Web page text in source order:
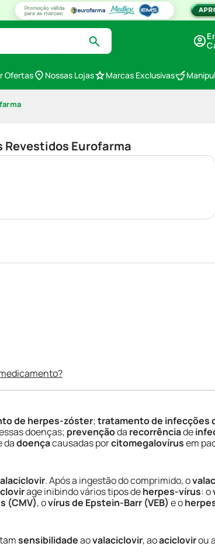
Ofertas Nossas Lojas Marcas Exclusivas
Eurofarma
de herpes-zóster;tratamento de infecções
doenças; prevençãoda recorrênciade
dadoençacausadas porcitomegalovírusem
. Após a ingestão do comprimido, o
age inibindo vários tipos deherpes-vírus: o
(CMV), ovírus de Epstein-Barr (VEB) e o
sensibilidadeaovalaciclovir, aoaciclovirou